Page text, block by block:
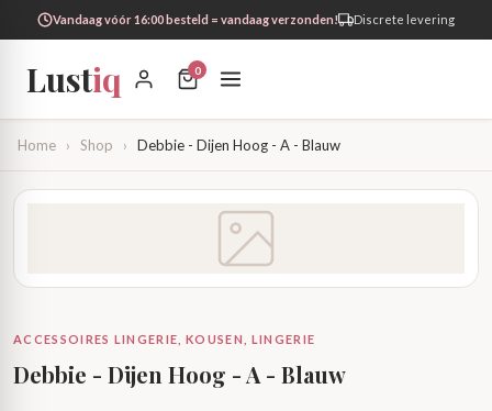
Vandaag vóór 16:00 besteld = vandaag verzonden! Discrete levering
Lustiq 0
Home › Shop › Debbie - Dijen Hoog - A - Blauw
ACCESSOIRES LINGERIE, KOUSEN, LINGERIE
Debbie - Dijen Hoog - A - Blauw